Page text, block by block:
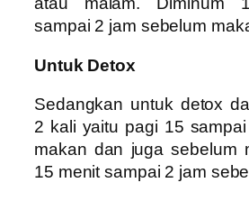
sampai 2 jam sebelum
Untuk Detox
Sedangkan untuk detox
2 kali yaitu pagi 15
makan dan juga sebelum
15 menit sampai 2 jam